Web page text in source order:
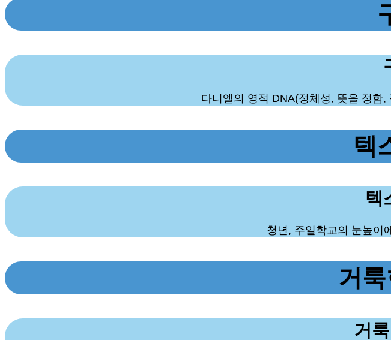
다니엘의 영적 DNA(정체성, 뜻을 정함
텍
텍
청년, 주일학교의 눈높이
거
거